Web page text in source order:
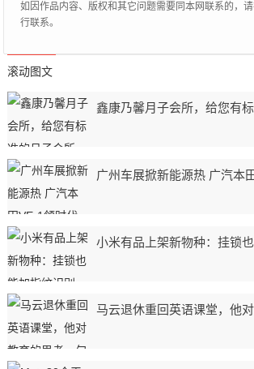
如因作品内容、版权和其它问题需要同本网联系的，
行联系。
滚动图文
鑫康乃馨月子会所，给您有
广州车展掀新能源热 广汽本
小米有品上架新物种：挂锁
马云退休重回英语课堂，他